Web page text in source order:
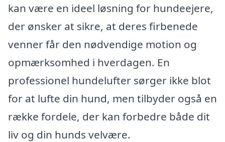
kan være en ideel løsning for hundeejere,
der ønsker at sikre, at deres firbenede
venner får den nødvendige motion og
opmærksomhed i hverdagen. En
professionel hundelufter sørger ikke blot
for at lufte din hund, men tilbyder også en
række fordele, der kan forbedre både dit
liv og din hunds velvære.